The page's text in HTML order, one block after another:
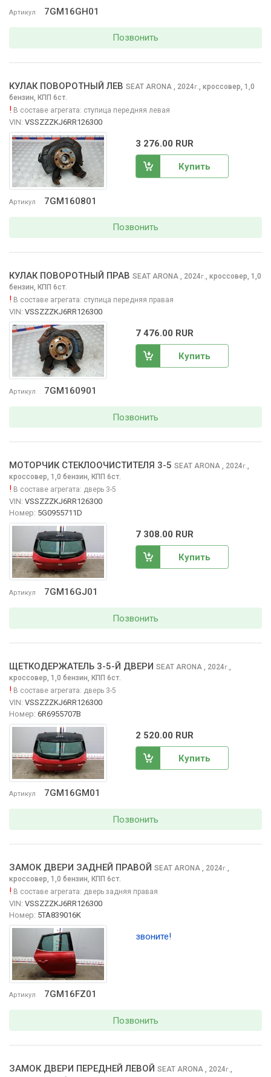
Артикул 7GM16GH01
Позвонить
Артикул 7GM160801
КУЛАК ПОВОРОТНЫЙ ЛЕВ SEAT ARONA , 2024г.
кроссовер, 1,0
бензин, КПП 6ст.
! В составе агрегата: ступица передняя левая
VIN: VSSZZZKJ6RR126300
3 276.00 RUR
Купить
Позвонить
Артикул 7GM160901
КУЛАК ПОВОРОТНЫЙ ПРАВ SEAT ARONA , 2024г.
кроссовер, 1,0
бензин, КПП 6ст.
! В составе агрегата: ступица передняя правая
VIN: VSSZZZKJ6RR126300
7 476.00 RUR
Купить
Позвонить
Артикул 7GM16GJ01
МОТОРЧИК СТЕКЛООЧИCТИТЕЛЯ 3-5 SEAT ARONA , 2024г.
кроссовер, 1,0 бензин, КПП 6ст.
! В составе агрегата: дверь 3-5
VIN: VSSZZZKJ6RR126300
Номер: 5G0955711D
7 308.00 RUR
Купить
Позвонить
Артикул 7GM16GM01
ЩЕТКОДЕРЖАТЕЛЬ 3-5-Й ДВЕРИ SEAT ARONA , 2024г.
кроссовер, 1,0 бензин, КПП 6ст.
! В составе агрегата: дверь 3-5
VIN: VSSZZZKJ6RR126300
Номер: 6R6955707B
2 520.00 RUR
Купить
Позвонить
Артикул 7GM16FZ01
ЗАМОК ДВЕРИ ЗАДНЕЙ ПРАВОЙ SEAT ARONA , 2024г.
кроссовер, 1,0 бензин, КПП 6ст.
! В составе агрегата: дверь задняя правая
VIN: VSSZZZKJ6RR126300
Номер: 5TA839016K
звоните!
Позвонить
ЗАМОК ДВЕРИ ПЕРЕДНЕЙ ЛЕВОЙ SEAT ARONA , 2024г.,